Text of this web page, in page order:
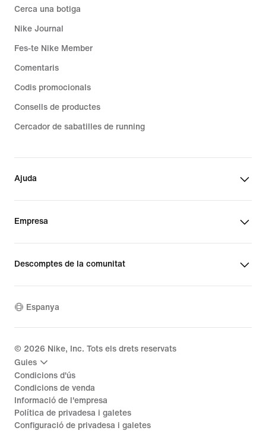
Cerca una botiga
Nike Journal
Fes-te Nike Member
Comentaris
Codis promocionals
Consells de productes
Cercador de sabatilles de running
Ajuda
Empresa
Descomptes de la comunitat
Espanya
© 2026 Nike, Inc. Tots els drets reservats
Guies
Condicions d'ús
Condicions de venda
Informació de l'empresa
Política de privadesa i galetes
Configuració de privadesa i galetes